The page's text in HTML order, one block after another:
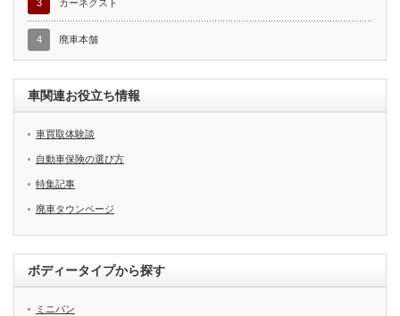
3 カーネクスト
4 廃車本舗
車関連お役立ち情報
車買取体験談
自動車保険の選び方
特集記事
廃車タウンページ
ボディータイプから探す
ミニバン